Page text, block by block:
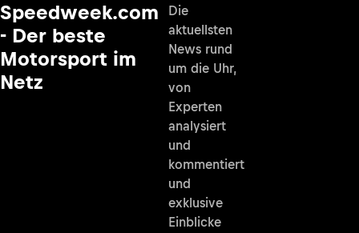
Speedweek.com
- Der beste
Motorsport im
Netz
Die
aktuellsten
News rund
um die Uhr,
von
Experten
analysiert
und
kommentiert
und
exklusive
Einblicke